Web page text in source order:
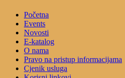
Početna
Events
Novosti
E-katalog
O nama
Pravo na pristup informacijama
Cjenik usluga